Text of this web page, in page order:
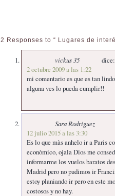
2 Responses to “ Lugares de
vickus 35
dice:
2 octubre 2009 a las 1:22
mi comentario es que es tan
alguna ves lo pueda cumplir!!
Sara Rodriguez
12 julio 2015 a las 3:30
Es lo que màs anhelo ir a Paris
econòmico, ojala Dios me
informarme los vuelos baratos
Madrid pero no pudimos ir
estoy planiando ir pero en este
costosos y no hay.